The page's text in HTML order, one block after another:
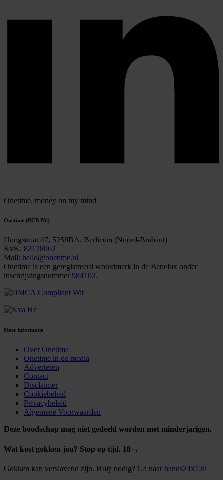
Onetime, money on my mind
Onetime (BCB BV)
Hoogstraat 47, 5258BA, Berlicum (Noord-Brabant)
KvK: 82178062
Mail: hello@onetime.nl
Onetime is een geregistreerd woordmerk in de Benelux onder
inschrijvingsnummer 984102.
Meer informatie
Over Onetime
Onetime in de media
Adverteren
Contact
Disclaimer
Cookiebeleid
Privacybeleid
Algemene Voorwaarden
Deze boodschap mag niet gedeeld worden met minderjarigen.
Wat kost gokken jou? Stop op tijd. 18+.
Gokken kan verslavend zijn. Hulp nodig? Ga naar hands24x7.nl